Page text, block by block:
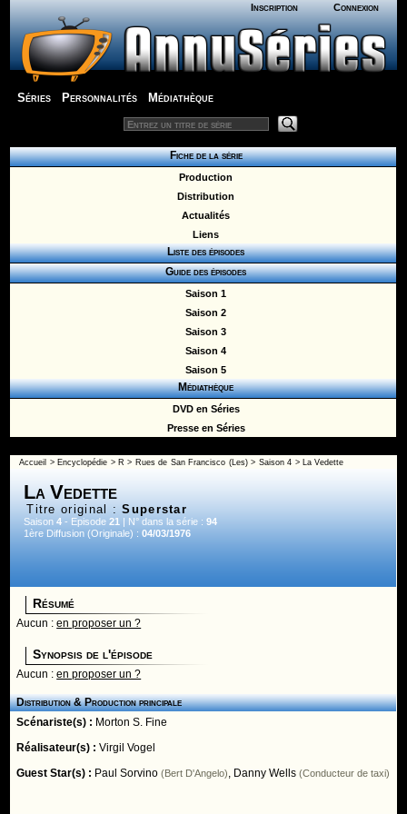
Inscription Connexion
Séries Personnalités Médiathèque
Fiche de la série
Production
Distribution
Actualités
Liens
Liste des épisodes
Guide des épisodes
Saison 1
Saison 2
Saison 3
Saison 4
Saison 5
Médiathèque
DVD en Séries
Presse en Séries
Accueil > Encyclopédie > R > Rues de San Francisco (Les)> Saison 4 > La Vedette
La Vedette
Titre original :Superstar
Saison4 - Episode21 | N° dans la série :94
1ère Diffusion (Originale) :04/03/1976
Résumé
Aucun :en proposer un ?
Synopsis de l'épisode
Aucun :en proposer un ?
Distribution & Production principale
Scénariste(s) : Morton S. Fine
Réalisateur(s) :Virgil Vogel
Guest Star(s) : Paul Sorvino (Bert D'Angelo), Danny Wells (Conducteur de taxi)